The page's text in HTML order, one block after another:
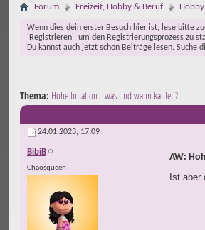
Forum Freizeit, Hobby & Beruf
Wenn dies dein erster Besuch hier ist, lese bitte
'Registrieren', um den Registrierungsprozess zu
Du kannst auch jetzt schon Beiträge lesen.
Thema: Hohe Inflation - was und wann kaufen?
24.01.2023, 17:09
BibiB
Chaosqueen
AW:
Ist aber